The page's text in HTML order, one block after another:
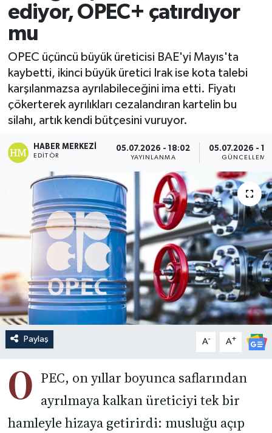
ediyor, OPEC+ çatırdıyor
mu
OPEC üçüncü büyük üreticisi BAE'yi Mayıs'ta
kaybetti, ikinci büyük üretici Irak ise kota talebi
karşılanmazsa ayrılabileceğini ima etti. Fiyatı
çökerterek ayrılıkları cezalandıran kartelin bu
silahı, artık kendi bütçesini vuruyor.
HABER MERKEZI
EDITÖR
05.07.2026 - 18:02
YAYINLANMA
05.07.2026 -
GÜNCELLEME
Paylaş A- A+
O PEC, on yıllar boyunca saflarından
ayrılmaya kalkan üreticiyi tek bir
hamleyle hizaya getirirdi: musluğu açıp